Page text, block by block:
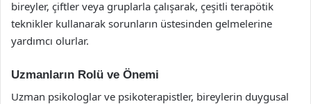
bireyler, çiftler veya gruplarla çalışarak, çeşitli terapötik
teknikler kullanarak sorunların üstesinden gelmelerine
yardımcı olurlar.
Uzmanların Rolü ve Önemi
Uzman psikologlar ve psikoterapistler, bireylerin duygusal